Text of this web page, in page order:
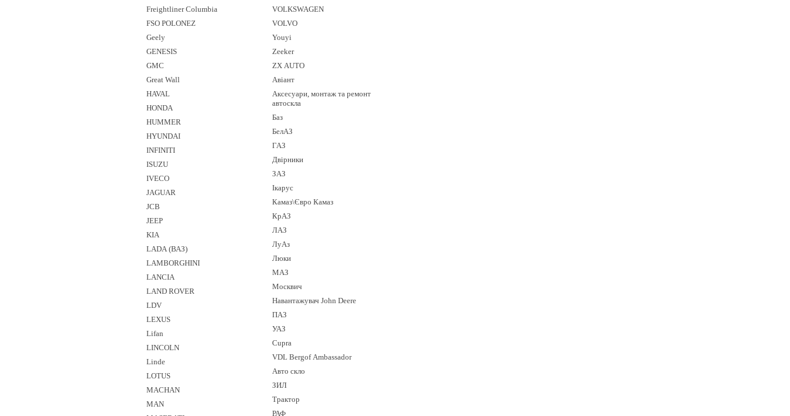
Freightliner Columbia
FSO POLONEZ
Geely
GENESIS
GMC
Great Wall
HAVAL
HONDA
HUMMER
HYUNDAI
INFINITI
ISUZU
IVECO
JAGUAR
JCB
JEEP
KIA
LADA (ВАЗ)
LAMBORGHINI
LANCIA
LAND ROVER
LDV
LEXUS
Lifan
LINCOLN
Linde
LOTUS
MACHAN
MAN
VOLKSWAGEN
VOLVO
Youyi
Zeeker
ZX AUTO
Авіант
Аксесуари, монтаж та ремонт
автоскла
Баз
БелАЗ
ГАЗ
Двірники
ЗАЗ
Ікарус
Камаз\Євро Камаз
КрАЗ
ЛАЗ
ЛуАз
Люки
МАЗ
Москвич
Навантажувач John Deere
ПАЗ
УАЗ
Cupra
VDL Bergof Ambassador
Авто скло
ЗИЛ
Трактор
РАФ